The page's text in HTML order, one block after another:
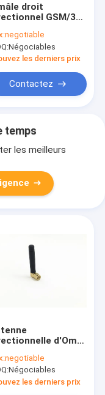
droit
GSM/3G
de tête de Dbi
824 - 2100
negotiable
Négociables
les derniers prix
Contactez
temps
les meilleurs
d'Omni
2500
de
negotiable
Négociables
les derniers prix